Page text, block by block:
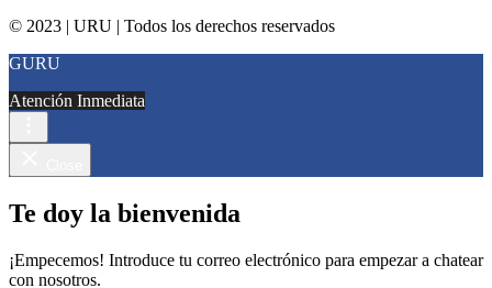
© 2023 | URU | Todos los derechos reservados
GURU
Atención Inmediata
Te doy la bienvenida
¡Empecemos! Introduce tu correo electrónico para empezar a chatear
con nosotros.